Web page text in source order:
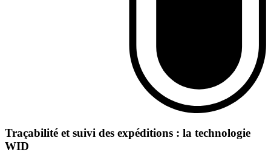
Traçabilité et suivi des expéditions : la technologie
WID